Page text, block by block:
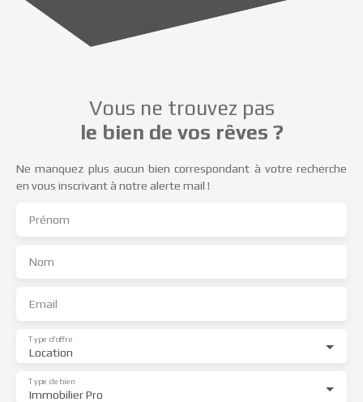
Vous ne trouvez pas
le bien de vos rêves ?
Ne manquez plus aucun bien correspondant à votre recherche
en vous inscrivant à notre alerte mail !
Prénom
Nom
Email
Location
Type d'offre
Immobilier Pro
Type de bien